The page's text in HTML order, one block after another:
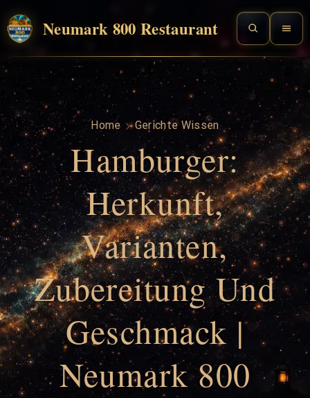
Neumark 800 Restaurant
Home Gerichte Wissen
Hamburger:
Herkunft,
Varianten,
Zubereitung Und
Geschmack |
Neumark 800